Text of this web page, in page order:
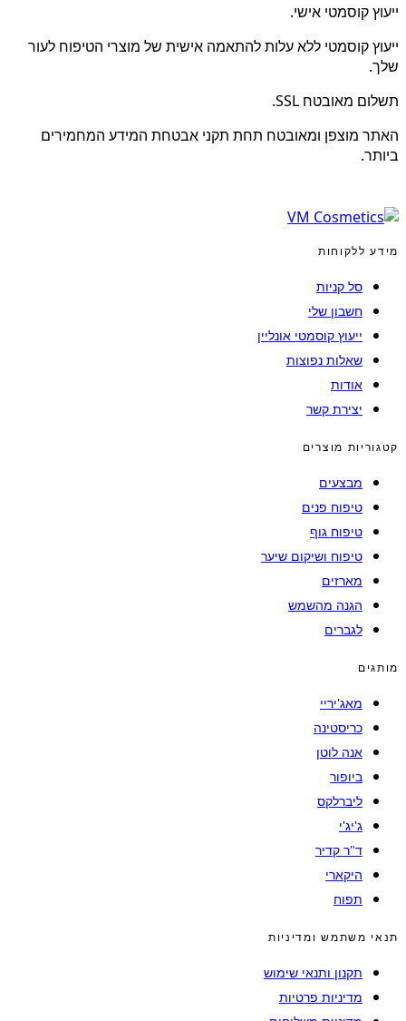
ייעוץ קוסמטי אישי.
ייעוץ קוסמטי ללא עלות להתאמה אישית של מוצרי הטיפוח לעור
שלך.
תשלום מאובטח SSL.
האתר מוצפן ומאובטח תחת תקני אבטחת המידע המחמירים
ביותר.
מידע ללקוחות
סל קניות
חשבון שלי
ייעוץ קוסמטי אונליין
שאלות נפוצות
אודות
יצירת קשר
קטגוריות מוצרים
מבצעים
טיפוח פנים
טיפוח גוף
טיפוח ושיקום שיער
מארזים
הגנה מהשמש
לגברים
מותגים
מאג'יריי
כריסטינה
אנה לוטן
ביופור
ליברלקס
ג'יג'י
ד"ר קדיר
היקארי
תפוח
תנאי משתמש ומדיניות
תקנון ותנאי שימוש
מדיניות פרטיות